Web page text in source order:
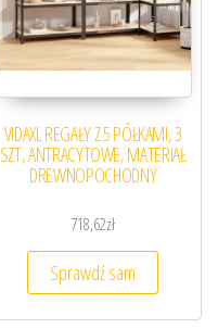
VIDAXL REGAŁY Z 5 PÓŁKAMI, 3
SZT, ANTRACYTOWE, MATERIAŁ
DREWNOPOCHODNY
718,62zł
Sprawdź sam